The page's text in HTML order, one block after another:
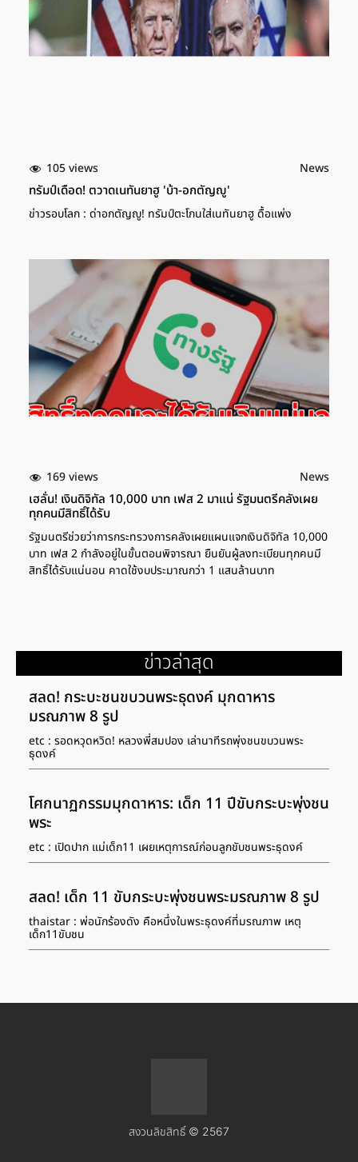
105 views News
ทรัมป์เดือด! ตวาดเนทันยาฮู 'บ้า-อกตัญญู'
ข่าวรอบโลก : ด่าอกตัญญู! ทรัมป์ตะโกนใส่เนทันยาฮู ดื้อแพ่ง
169 views News
เฮลั่น! เงินดิจิทัล 10,000 บาท เฟส 2 มาแน่ รัฐมนตรีคลังเผย
ทุกคนมีสิทธิ์ได้รับ
รัฐมนตรีช่วยว่าการกระทรวงการคลังเผยแผนแจกเงินดิจิทัล 10,000
บาท เฟส 2 กำลังอยู่ในขั้นตอนพิจารณา ยืนยันผู้ลงทะเบียนทุกคนมี
สิทธิ์ได้รับแน่นอน คาดใช้งบประมาณกว่า 1 แสนล้านบาท
ข่าวล่าสุด
สลด! กระบะชนขบวนพระธุดงค์ มุกดาหาร
มรณภาพ 8 รูป
etc : รอดหวุดหวิด! หลวงพี่สมปอง เล่านาทีรถพุ่งชนขบวนพระ
ธุดงค์
โศกนาฏกรรมมุกดาหาร: เด็ก 11 ปีขับกระบะพุ่งชน
พระ
etc : เปิดปาก แม่เด็ก11 เผยเหตุการณ์ก่อนลูกขับชนพระธุดงค์
สลด! เด็ก 11 ขับกระบะพุ่งชนพระมรณภาพ 8 รูป
thaistar : พ่อนักร้องดัง คือหนึ่งในพระธุดงค์ที่มรณภาพ เหตุ
เด็ก11ขับชน
สงวนลิขสิทธิ์ © 2567